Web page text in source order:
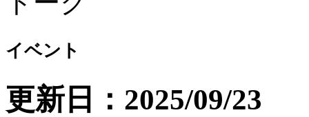
イベント
更新日：2025/09/23